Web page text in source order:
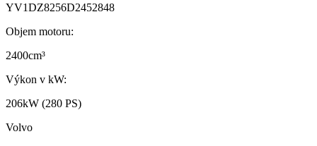
YV1DZ8256D2452848
Objem motoru:
2400cm³
Výkon v kW:
206kW (280 PS)
Volvo